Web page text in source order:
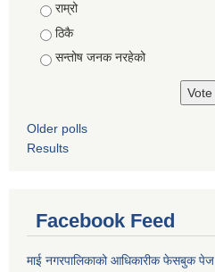
राम्रो
ठिकै
सन्तोष जनक नरहेको
Older polls
Results
Facebook Feed
माई नगरपालिकाको आधिकारीक फेसबुक पेज